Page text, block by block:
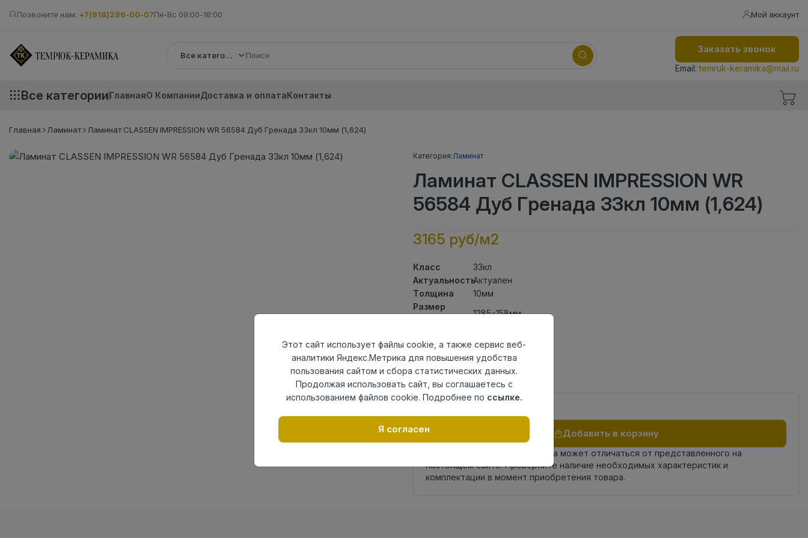
Позвоните нам: +7(918)296-00-07Пн-Вс 09:00-18:00 Мой аккаунт
Все категории
Заказать звонок
Email:temruk-keramika@mail.ru
Все категорииГлавнаяО КомпанииДоставка и оплатаКонтакты
Главная Ламинат Ламинат CLASSEN IMPRESSION WR 56584 Дуб Гренада 33кл 10мм (1,624)
Категория:Ламинат
Ламинат CLASSEN IMPRESSION WR
56584 Дуб Гренада 33кл 10мм (1,624)
3165 руб/м2
Класс
33кл
АктуальностьАктуален
Толщина
10мм
Размер
1285×158мм
Фаска
4V
Замок
Megaloc
Страна
происхождения
Добавить в корзину
Внимание! Внешний вид товара может отличаться от представленного на
настоящем сайте. Проверяйте наличие необходимых характеристик и
комплектации в момент приобретения товара.
Этот сайт использует файлы cookie, а также сервис веб-
аналитики Яндекс.Метрика для повышения удобства
пользования сайтом и сбора статистических данных.
Продолжая использовать сайт, вы соглашаетесь с
использованием файлов cookie. Подробнее по ссылке.
Я согласен